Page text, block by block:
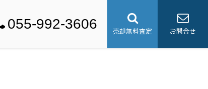
055-992-3606 売却無料査定 お問合せ